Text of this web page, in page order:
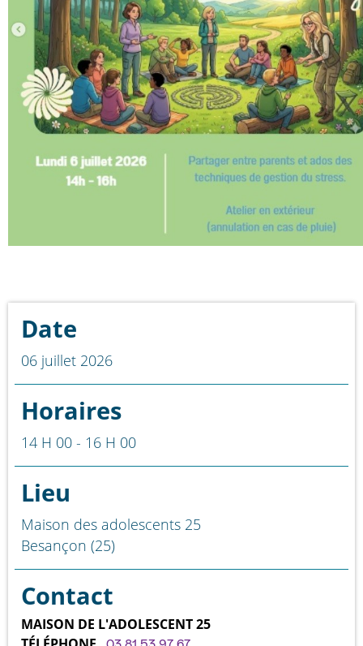
Date
06 juillet 2026
Horaires
14 H 00 - 16 H 00
Lieu
Maison des adolescents 25
Besançon (25)
Contact
MAISON DE L'ADOLESCENT 25